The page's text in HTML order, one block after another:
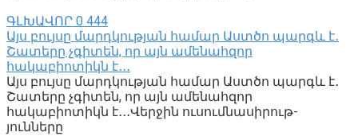
ԳԼԽԱՎՈՐ 0 444
Այս բույսը մարդկության համար Աստծո պարգև է․
Շատերը չգիտեն, որ այն ամենահզոր
հակաբիոտիկն է․․․
Այս բույսը մարդկության համար Աստծո պարգև է․
Շատերը չգիտեն, որ այն ամենահզոր
հակաբիոտիկն է․․․Վերջին ուսումնասիրութ-
յունները